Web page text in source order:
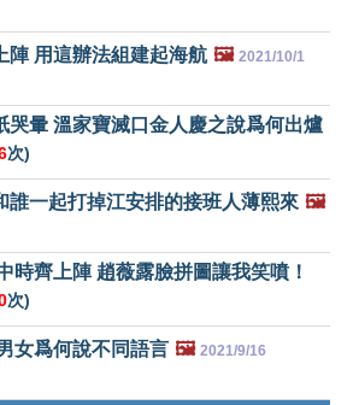
陣 用這辦法組建起海航 🖼️ 2021/10/1
哭暈 溫家寶滅口金人慶之說爲何出爐
次)
誰一起打掉江安排的接班人薄熙來 🖼️
時齊上陣 趙薇露臉拼圖讓我笑噴！
次)
女爲何說不同語言 🖼️ 2021/9/16